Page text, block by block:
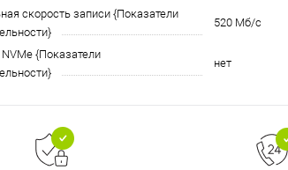
скорость записи {Показатели
520 Мб/с
{Показатели
нет